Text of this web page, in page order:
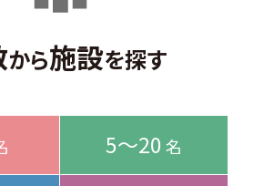
から施設を探す
5～20 名